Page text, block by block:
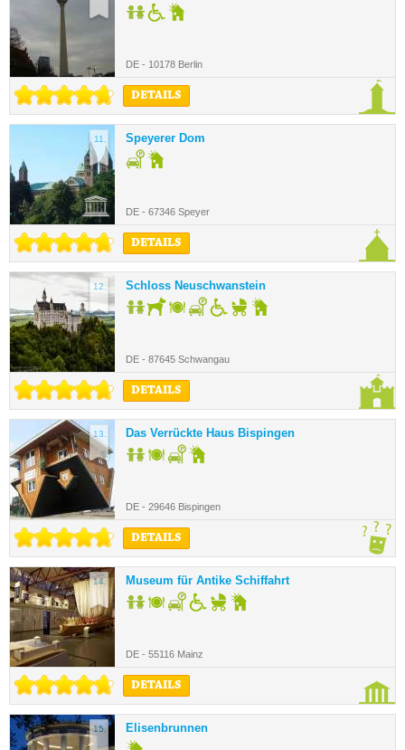
DE - 10178 Berlin
DETAILS
11. Speyerer Dom
DE - 67346 Speyer
DETAILS
12. Schloss Neuschwanstein
DE - 87645 Schwangau
DETAILS
13. Das Verrückte Haus Bispingen
DE - 29646 Bispingen
DETAILS
14. Museum für Antike Schiffahrt
DE - 55116 Mainz
DETAILS
15. Elisenbrunnen